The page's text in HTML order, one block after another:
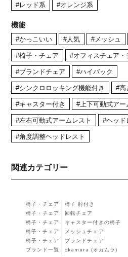
#レッド系 #オレンジ系
機能
#かっこいい #人気 #メッシュ
#椅子・チェア #オフィスチェア・
#ブランドチェア #ハイバック
#シンクロロッキング機能付き #高
#キャスター付き #上下可動式アー
#左右可動式アームレスト #ヘッド
#角度調整ヘッドレスト
関連カテゴリー
椅子・チェア
椅子 肘付き
椅子・チェア
回転チェア
椅子・チェア
キャスター付きの椅子
椅子・チェア
メッシュチェア
椅子・チェア
ブランドチェア
ブランド一覧
okamura (オカムラ)